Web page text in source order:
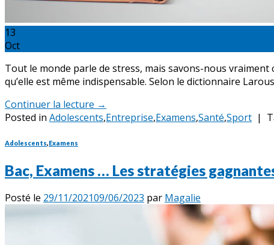
13
Oct
Tout le monde parle de stress, mais savons-nous
qu’elle est même indispensable. Selon le dictionnaire
Continuer la lecture →
Posted in Adolescents,Entreprise,Examens,Santé,Sport |
Adolescents,Examens
Bac, Examens … Les stratégies
Posté le 29/11/202109/06/2023 par Magalie